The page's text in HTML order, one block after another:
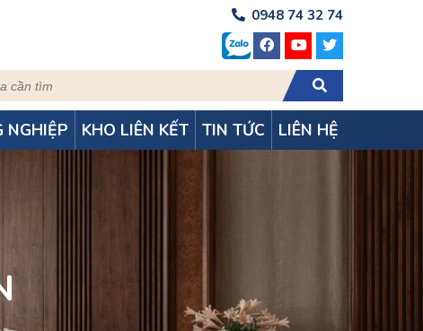
0948 74 32 74
NGHIỆP KHO LIÊN KẾT TIN TỨC LIÊN HỆ